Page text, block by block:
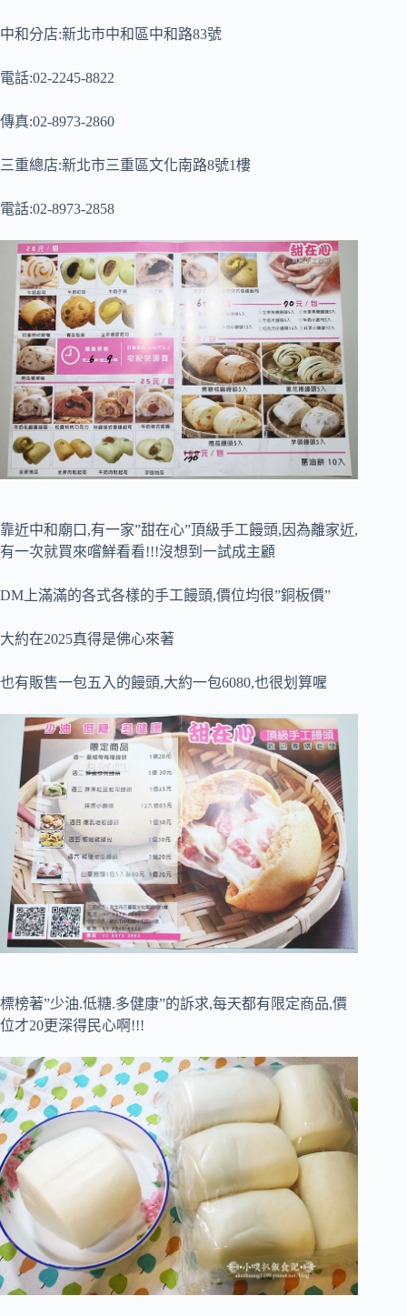
中和分店:新北市中和區中和路83號
電話:02-2245-8822
傳真:02-8973-2860
三重總店:新北市三重區文化南路8號1樓
電話:02-8973-2858
靠近中和廟口,有一家”甜在心”頂級手工饅頭,因為離家近,
有一次就買來嚐鮮看看!!!沒想到一試成主顧
DM上滿滿的各式各樣的手工饅頭,價位均很”銅板價”
大約在2025真得是佛心來著
也有販售一包五入的饅頭,大約一包6080,也很划算喔
標榜著”少油.低糖.多健康”的訴求,每天都有限定商品,價
位才20更深得民心啊!!!